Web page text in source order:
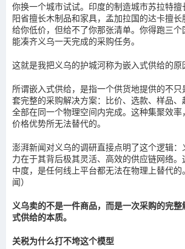
你换一个城市试试。印度的制造城市苏拉特
阳省擅长木制品和家具，孟加拉国的达卡擅
给你低价，但给不了你那张清单。你得跑三
能凑齐义乌一天完成的采购任务。
这就是我把义乌的护城河称为嵌入式供给的原
所谓嵌入式供给，是指一个供货地提供的不
套完整的采购解决方案：比价、选款、样品、
全部在同一个物理空间内完成。这种集聚效
价格优势所无法替代的。
澎湃新闻对义乌的调研直接点明了这个逻辑
力在于其背后极其灵活、高效的供应链网络
中度，是任何线上平台都无法在物理上替代
闻）
义乌卖的不是一件商品，而是一次采购的完
式供给的本质。
关税为什么打不垮这个模型